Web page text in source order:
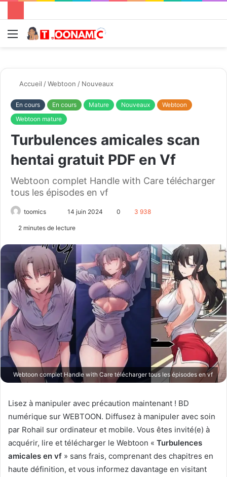
Menu
Accueil /Webtoon / Nouveaux
En cours En cours Mature Nouveaux
Webtoon
Webtoon mature
Turbulences amicales scan
hentai gratuit PDF en Vf
Webtoon complet Handle with Care télécharger
tous les épisodes en vf
toomics
n
o
y
e
r
u
n
c
o
r
i
l
14 juin 2024 0 3 938
2 minutes de lecture
Webtoon complet Handle with Care télécharger tous les épisodes en vf
Lisez à manipuler avec précaution maintenant ! BD
numérique sur WEBTOON. Diffusez à manipuler avec soin
par Rohail sur ordinateur et mobile. Vous êtes invité(e) à
acquérir, lire et télécharger le Webtoon « Turbulences
amicales en vf » sans frais, comprenant des chapitres en
haute définition, et vous informez davantage en visitant